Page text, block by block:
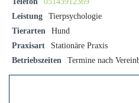
Leistung
Tierpsychologie
Tierarten
Hund
Praxisart
Stationäre Praxis
Betriebszeiten
Termine nach